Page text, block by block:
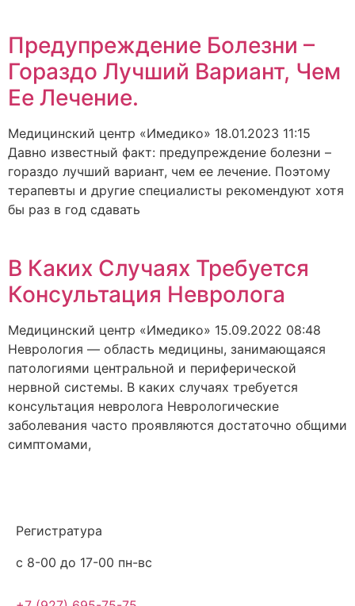
Предупреждение Болезни –
Гораздо Лучший Вариант, Чем
Ее Лечение.
Медицинский центр «Имедико» 18.01.2023 11:15
Давно известный факт: предупреждение болезни –
гораздо лучший вариант, чем ее лечение. Поэтому
терапевты и другие специалисты рекомендуют хотя
бы раз в год сдавать
В Каких Случаях Требуется
Консультация Невролога
Медицинский центр «Имедико» 15.09.2022 08:48
Неврология — область медицины, занимающаяся
патологиями центральной и периферической
нервной системы. В каких случаях требуется
консультация невролога Неврологические
заболевания часто проявляются достаточно общими
симптомами,
Регистратура
с 8-00 до 17-00 пн-вс